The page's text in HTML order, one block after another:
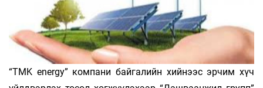
“TMK energy” компани байгалийн хийнээс эрчим хүч